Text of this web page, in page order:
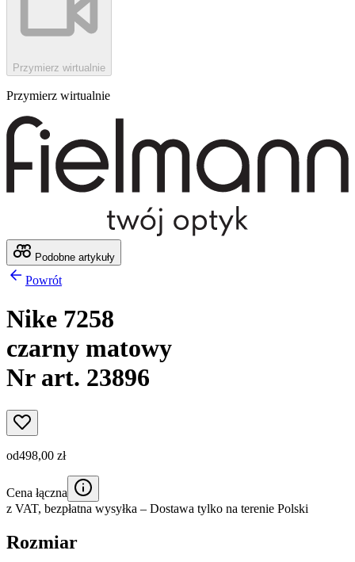
Przymierz wirtualnie
Przymierz wirtualnie
Podobne artykuły
Powrót
Nike 7258
czarny matowy
Nr art. 23896
od498,00 zł
Cena łączna
z VAT, bezpłatna wysyłka – Dostawa tylko na terenie Polski
Rozmiar